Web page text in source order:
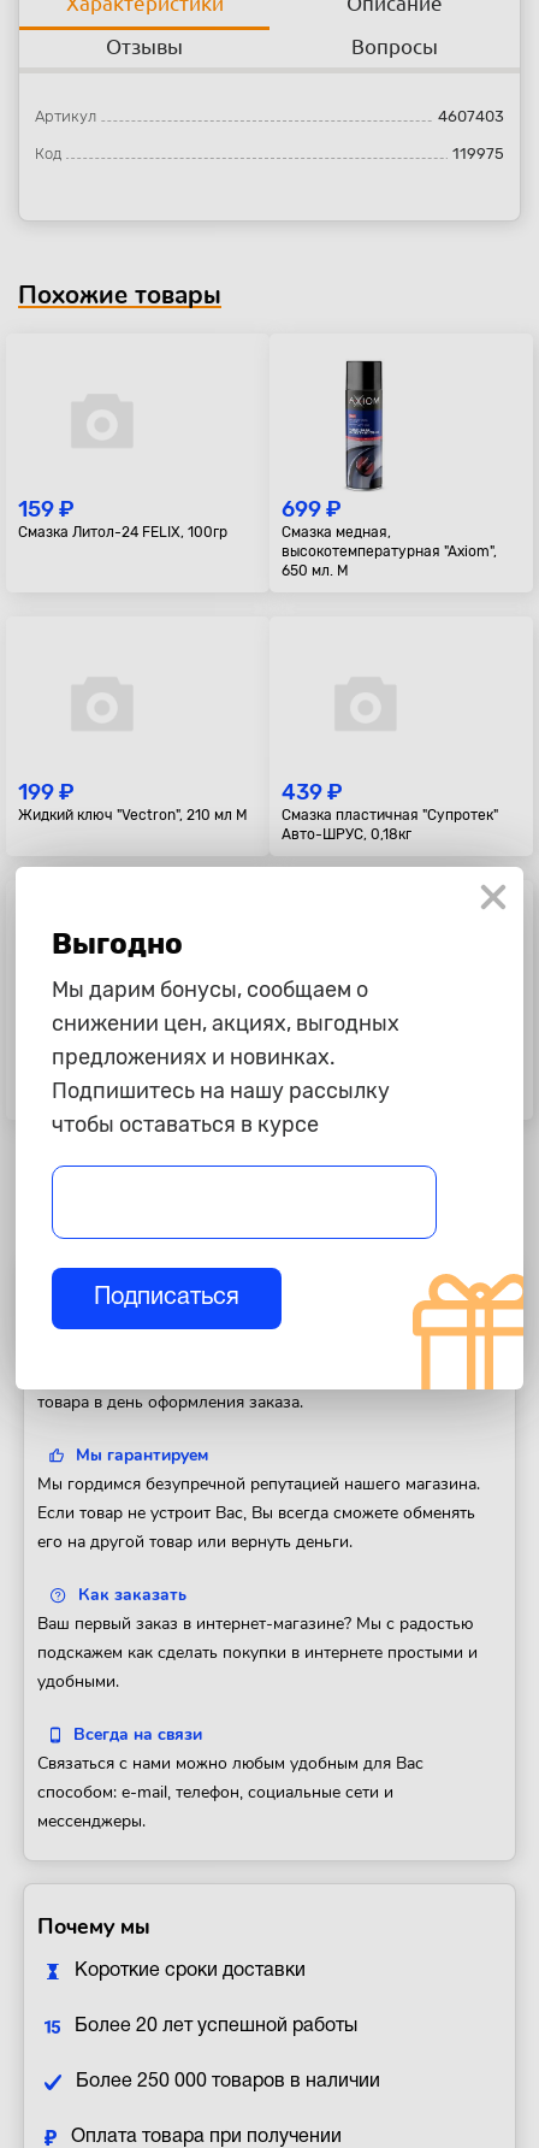
Отзывы
Вопросы
Артикул 4607403
Код 119975
Похожие товары
159 ₽
Смазка Литол-24 FELIX, 100гр
699 ₽
Смазка медная,
высокотемпературная "Axiom",
650 мл. М
199 ₽
Жидкий ключ "Vectron", 210 мл М
439 ₽
Смазка пластичная "Супротек"
Авто-ШРУС, 0,18кг
337 ₽
Смазка высокотемпературная
"Супротек" Авто-Суппорт Si, 35г
465 ₽
Полезная информация
товара в день оформления заказа.
Мы гарантируем
Мы гордимся безупречной репутацией нашего магазина.
Если товар не устроит Вас, Вы всегда сможете обменять
его на другой товар или вернуть деньги.
Как заказать
Ваш первый заказ в интернет-магазине? Мы с радостью
подскажем как сделать покупки в интернете простыми и
удобными.
Всегда на связи
Связаться с нами можно любым удобным для Вас
способом: e-mail, телефон, социальные сети и
мессенджеры.
Почему мы
Короткие сроки доставки
Более 20 лет успешной работы
Более 250 000 товаров в наличии
Оплата товара при получении
Выгодно
Мы дарим бонусы, сообщаем о
снижении цен, акциях, выгодных
предложениях и новинках.
Подпишитесь на нашу рассылку
чтобы оставаться в курсе
Подписаться